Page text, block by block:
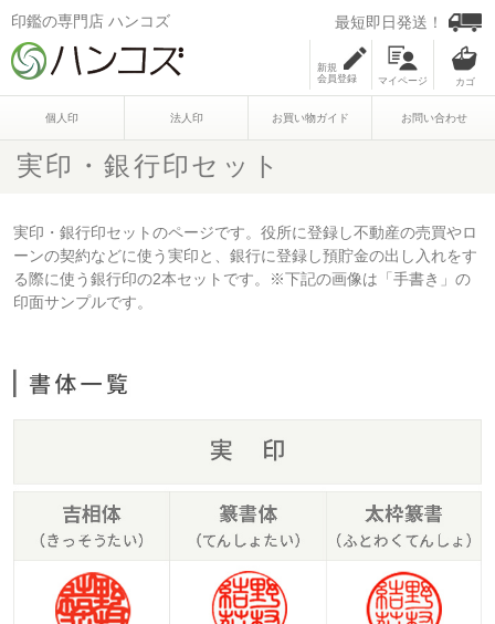
印鑑の専門店 ハンコズ 最短即日発送！
新規
会員登録
マイページ
個人印 法人印 お買い物ガイド お問い合わせ
実印・銀行印セット
実印・銀行印セットのページです。役所に登録し不動産の売買やロ
ーンの契約などに使う実印と、銀行に登録し預貯金の出し入れをす
る際に使う銀行印の2本セットです。※下記の画像は「手書き」の
印面サンプルです。